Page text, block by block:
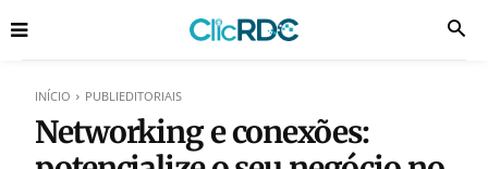
INÍCIO PUBLIEDITORIAIS
Networking e conexões: